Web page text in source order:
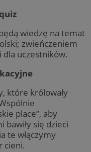
wiedzę na temat
zwieńczeniem
dla uczestników.
które królowały
place”, aby
bawiły się dzieci
te włączymy
cieni.